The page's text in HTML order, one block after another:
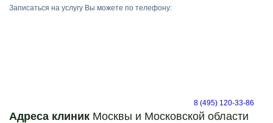
Записаться на услугу Вы можете по телефону:
8 (495) 120-33-86
Адреса клиник Москвы и Московской области